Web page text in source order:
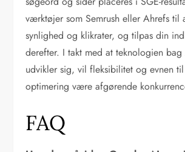
værktøjer som Semrush eller Ahrefs til
synlighed og klikrater, og tilpas din
derefter. I takt med at teknologien bag
udvikler sig, vil fleksibilitet og evnen
optimering være afgørende
FAQ